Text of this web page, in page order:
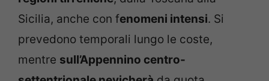
Sicilia, anche con fenomeni intensi. Si
prevedono temporali lungo le coste,
mentre sull’Appennino centro-